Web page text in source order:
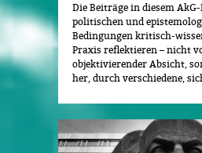
Die Beiträge in diesem
politischen und
Bedingungen kritisch-
Praxis reflektieren – nicht
objektivierender Absicht,
her, durch verschiedene,